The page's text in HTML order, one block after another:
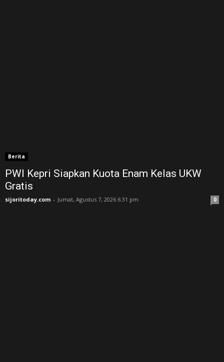
Berita
PWI Kepri Siapkan Kuota Enam Kelas UKW
Gratis
sijoritoday.com - Jumat, Agustus 7, 2026 6:31 pm 0